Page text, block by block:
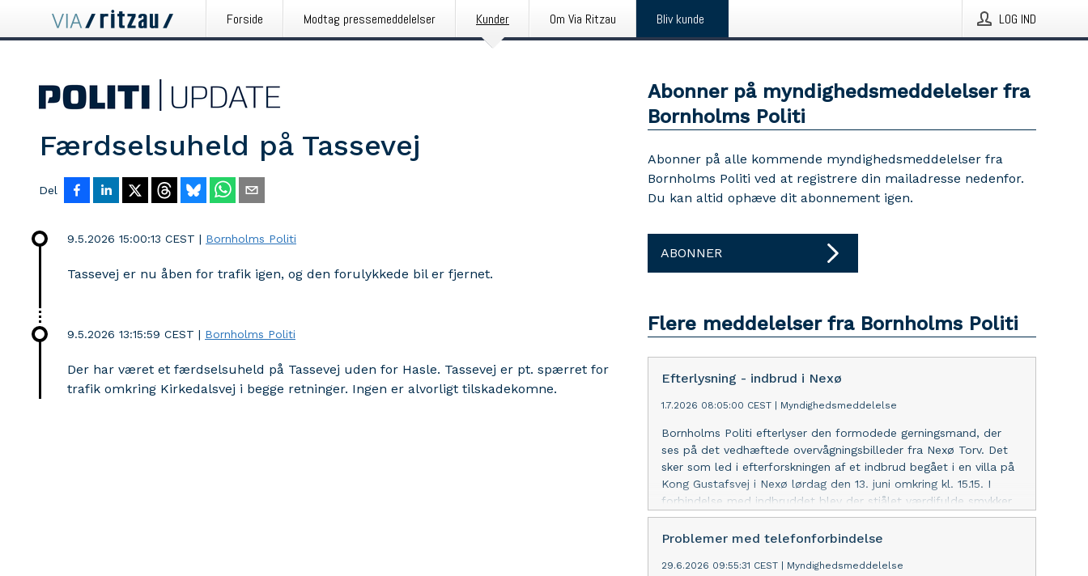
Forside Modtag pressemeddelelser Kunder Om Via Ritzau Bliv kunde LOG IND
Færdselsuheld på Tassevej
Del
9.5.2026 15:00:13 CEST | Bornholms Politi
Tassevej er nu åben for trafik igen, og den forulykkede bil er fjernet.
9.5.2026 13:15:59 CEST | Bornholms Politi
Der har været et færdselsuheld på Tassevej uden for Hasle. Tassevej er pt. spærret for
trafik omkring Kirkedalsvej i begge retninger. Ingen er alvorligt tilskadekomne.
Abonner på myndighedsmeddelelser fra
Bornholms Politi
Abonner på alle kommende myndighedsmeddelelser fra
Bornholms Politi ved at registrere din mailadresse nedenfor.
Du kan altid ophæve dit abonnement igen.
ABONNER
Flere meddelelser fra Bornholms Politi
Efterlysning - indbrud i Nexø
1.7.2026 08:05:00 CEST Myndighedsmeddelelse
Bornholms Politi efterlyser den formodede gerningsmand, der
ses på det vedhæftede overvågningsbilleder fra Nexø Torv. Det
sker som led i efterforskningen af et indbrud begået i en villa på
Kong Gustafsvej i Nexø lørdag den 13. juni omkring kl. 15.15. I
forbindelse med indbruddet blev der stjålet værdifulde smykker
samt tre par Nike Travis Scott-sneakers. Hvis man har kendskab
til mandens identitet eller har andre relevante oplysninger i
Nexø
Problemer med telefonforbindelse
29.6.2026 09:55:31 CEST Myndighedsmeddelelse